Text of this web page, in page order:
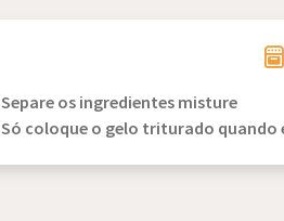
Separe os ingredientes misture
Só coloque o gelo triturado quando